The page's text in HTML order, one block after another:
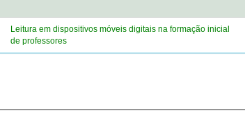
Leitura em dispositivos móveis digitais na formação inicial
de professores